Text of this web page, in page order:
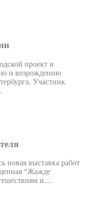
проект и
и возрождению
Участник
новая выставка работ
“Жажде
и…